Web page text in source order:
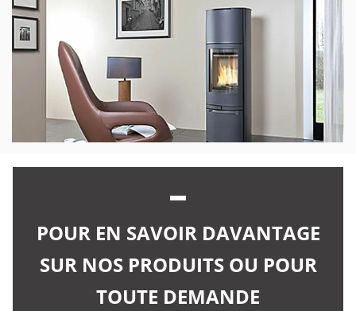
POUR EN SAVOIR DAVANTAGE
SUR NOS PRODUITS OU POUR
TOUTE DEMANDE